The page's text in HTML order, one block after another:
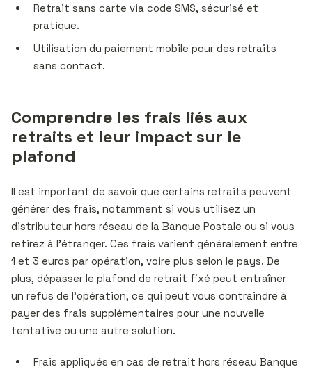
Retrait sans carte via code SMS, sécurisé et
pratique.
Utilisation du paiement mobile pour des retraits
sans contact.
Comprendre les frais liés aux
retraits et leur impact sur le
plafond
Il est important de savoir que certains retraits peuvent
générer des frais, notamment si vous utilisez un
distributeur hors réseau de la Banque Postale ou si vous
retirez à l’étranger. Ces frais varient généralement entre
1 et 3 euros par opération, voire plus selon le pays. De
plus, dépasser le plafond de retrait fixé peut entraîner
un refus de l’opération, ce qui peut vous contraindre à
payer des frais supplémentaires pour une nouvelle
tentative ou une autre solution.
Frais appliqués en cas de retrait hors réseau Banque